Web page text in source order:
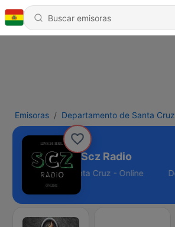
Emisoras Departamento de Santa Cruz
Scz Radio
de Santa Cruz - Online